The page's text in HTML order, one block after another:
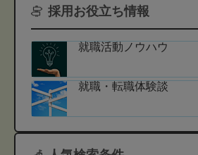
採用お役立ち情報
就職活動ノウハウ
就職・転職体験談